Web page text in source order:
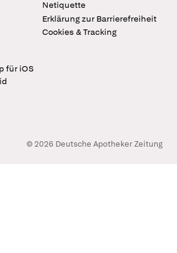
Netiquette
Erklärung zur Barrierefreiheit
Cookies & Tracking
für iOS
© 2026 Deutsche Apotheker Zeitung